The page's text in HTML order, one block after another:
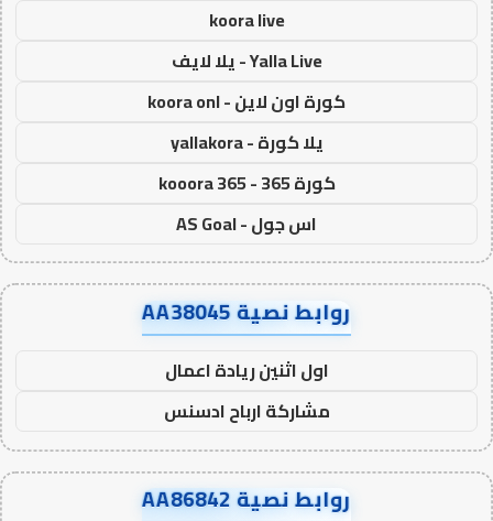
koora live
Yalla Live - يلا لايف
كورة اون لاين - koora onl
يلا كورة - yallakora
كورة 365 - kooora 365
اس جول - AS Goal
روابط نصية AA38045
اول اثنين ريادة اعمال
مشاركة ارباح ادسنس
روابط نصية AA86842